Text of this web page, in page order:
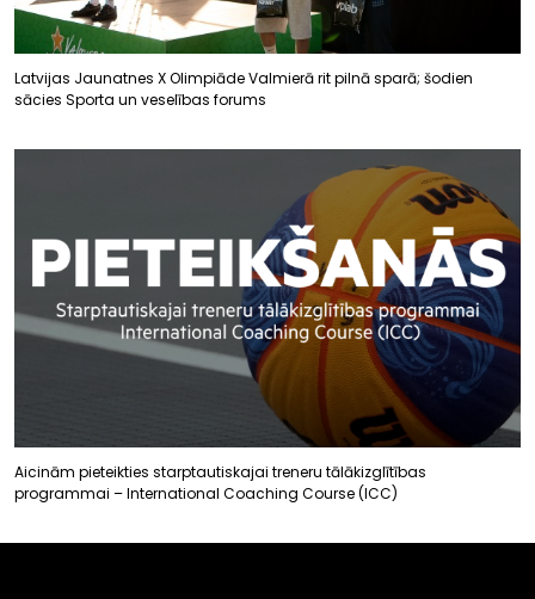
Latvijas Jaunatnes X Olimpiāde Valmierā rit pilnā sparā; šodien
sācies Sporta un veselības forums
Aicinām pieteikties starptautiskajai treneru tālākizglītības
programmai – International Coaching Course (ICC)